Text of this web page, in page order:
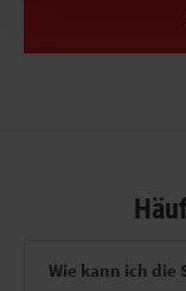
Wie kann ich die